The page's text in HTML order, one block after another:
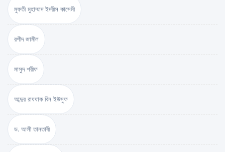
মুফতী মুহাম্মাদ ইদরীস কাসেমী
রশীদ জামীল
মাসুদ শরীফ
আব্দুর রাযযাক বিন ইউসুফ
ড. আলী তানতাবী